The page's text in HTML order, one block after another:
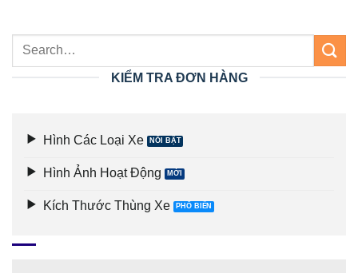
KIỂM TRA ĐƠN HÀNG
Hình Các Loại Xe
Hình Ảnh Hoạt Động
Kích Thước Thùng Xe